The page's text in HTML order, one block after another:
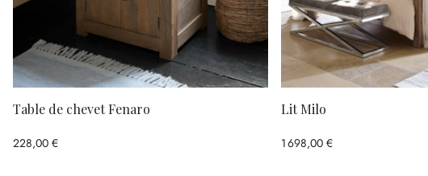
Table de chevet Fenaro
228,00 €
Lit Milo
1 698,00 €